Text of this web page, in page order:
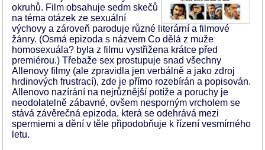
okruhů. Film obsahuje sedm skečů
na téma otázek ze sexuální
výchovy a zároveň paroduje různé literární a filmové
žánry. (Osmá epizoda s názvem Co dělá z muže
homosexuála? byla z filmu vystřižena krátce před
premiérou.) Třebaže sex prostupuje snad všechny
Allenovy filmy (ale zpravidla jen verbálně a jako zdroj
hrdinových frustrací), zde je přímo rozebírán a popisován.
Allenovo nazírání na nejrůznější potíže a poruchy je
neodolatelně zábavné, ovšem nesporným vrcholem se
stává závěrečná epizoda, která se odehrává mezi
spermiemi a dění v těle připodobňuje k řízení vesmírného
letu.